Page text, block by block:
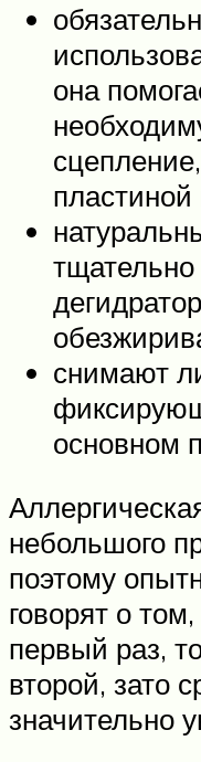
она
снимают
основном
небольшого
поэтому
говорят о
первый раз,
второй, зато
значительно